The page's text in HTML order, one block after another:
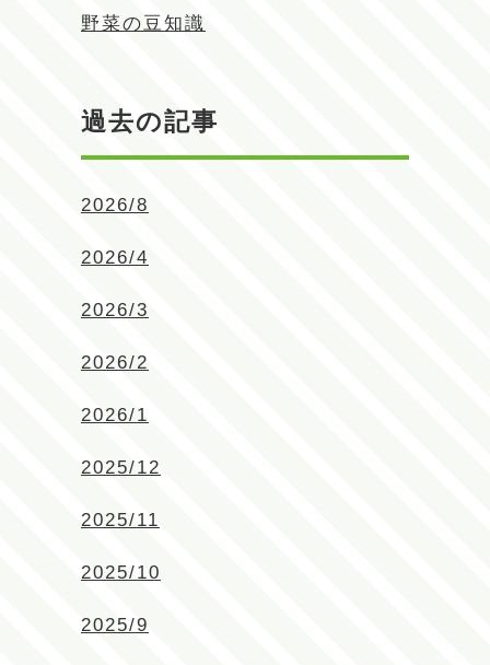
野菜の豆知識
過去の記事
2026/8
2026/4
2026/3
2026/2
2026/1
2025/12
2025/11
2025/10
2025/9